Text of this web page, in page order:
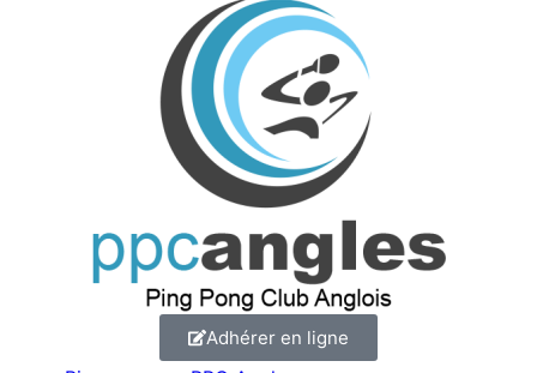
Adhérer en ligne